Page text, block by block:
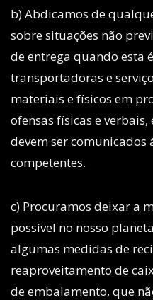
b) Abdicamos de
sobre situações não
de entrega quando esta
transportadoras e
materiais e físicos em
ofensas físicas e verbais,
devem ser comunicados
competentes.
c) Procuramos deixar a
possível no nosso
algumas medidas de
reaproveitamento de
de embalamento, que